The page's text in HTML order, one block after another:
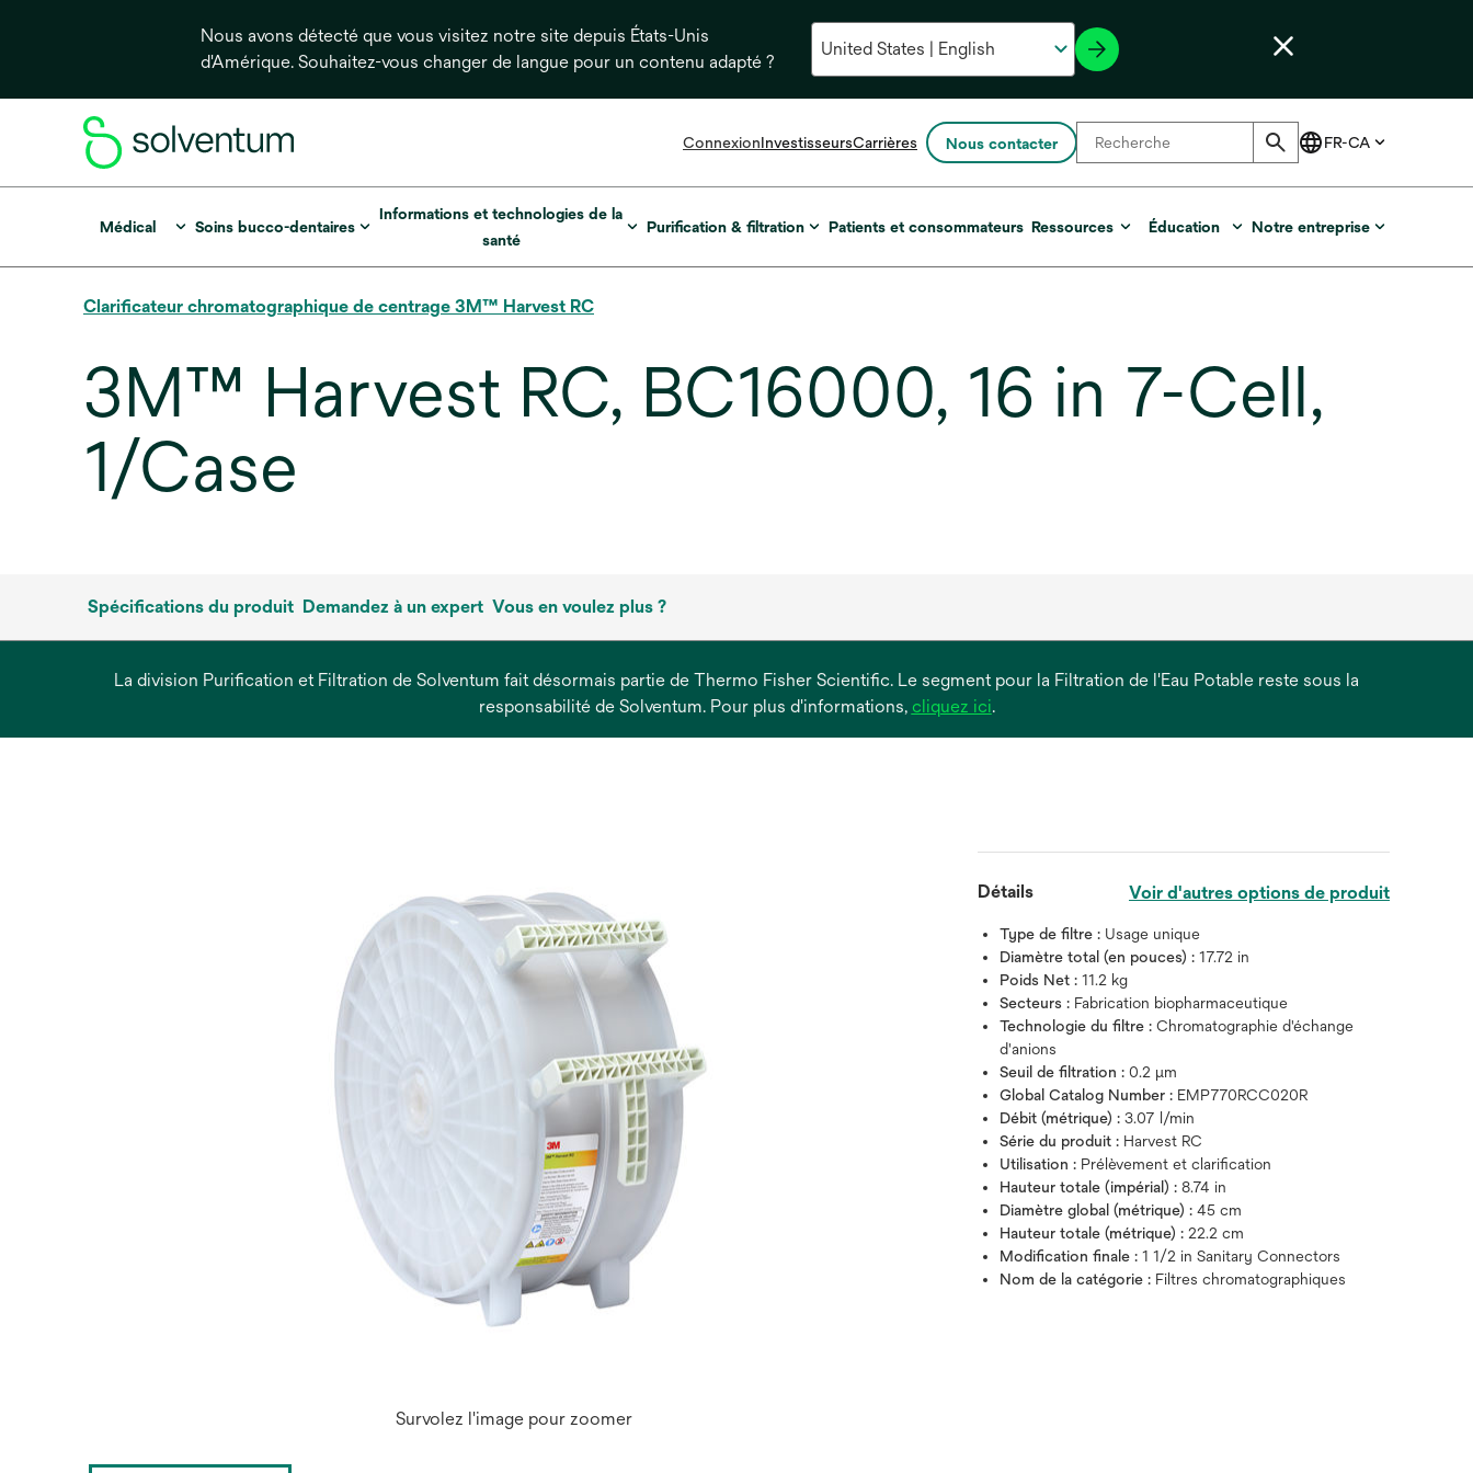
Nous avons détecté que vous visitez notre site depuis États-Unis
d'Amérique. Souhaitez-vous changer de langue pour un contenu adapté ?
ConnexionInvestisseurss’ouvre
un
onglet
Carrières Nous contacter
Médical Soins bucco-dentaires
Informations et technologies de la
santé
Purification & filtration Patients et consommateurs Ressources Éducation Notre entreprise
Clarificateur chromatographique de centrage 3M™ Harvest RC
3M™ Harvest RC, BC16000, 16 in 7-Cell,
1/Case
Spécifications du produit Demandez à un expert Vous en voulez plus ?
La division Purification et Filtration de Solventum fait désormais partie de Thermo Fisher Scientific. Le segment pour la Filtration de l'Eau Potable reste sous la
responsabilité de Solventum. Pour plus d'informations, cliquez icis’ouvre
.
Survolez l'image pour zoomer
Détails Voir d'autres options de produit
Type de filtre : Usage unique
Diamètre total (en pouces) :17.72 in
Poids Net :11.2 kg
Secteurs : Fabrication biopharmaceutique
Technologie du filtre :Chromatographie d'échange
d'anions
Seuil de filtration :0.2 μm
Global Catalog Number : EMP770RCC020R
Débit (métrique) :3.07 l/min
Série du produit : Harvest RC
Utilisation : Prélèvement et clarification
Hauteur totale (impérial) :8.74 in
Diamètre global (métrique) :45 cm
Hauteur totale (métrique) :22.2 cm
Modification finale :1 1/2 in Sanitary Connectors
Nom de la catégorie : Filtres chromatographiques